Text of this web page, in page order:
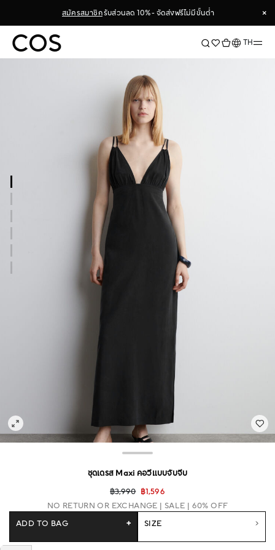
สมัครสมาชิกรับส่วนลด 10% - จัดส่งฟรีไม่มีขั้นต่ำ
×
×
ภาษาTH
ชุดเดรส Maxi คอวีแบบจับจีบ
฿3,990 ฿1,596
NO RETURN OR EXCHANGE
SALE | 60% OFF
SIZE
ADD TO BAG +